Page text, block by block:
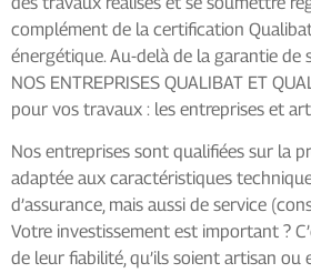
complément de la certification
énergétique. Au-delà de la garantie de
NOS ENTREPRISES QUALIBAT ET
pour vos travaux : les entreprises et
Nos entreprises sont qualifiées sur la
adaptée aux caractéristiques
d’assurance, mais aussi de service
Votre investissement est important ?
de leur fiabilité, qu’ils soient artisan ou